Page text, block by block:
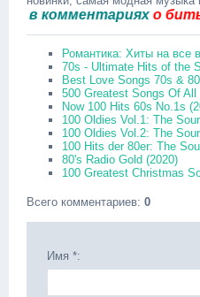
о битых
Романтика: Хиты на все
70s - Ultimate Hits of the
Best Love Songs 70s &
500 Greatest Songs Of All
Now 100 Hits 60s No.1s
100 Oldies Vol.1: The
100 Oldies Vol.2: The
100 Hits der 80er: The
80's Radio Gold (2020)
100 Greatest Christmas
Всего комментариев: 0
Имя *: